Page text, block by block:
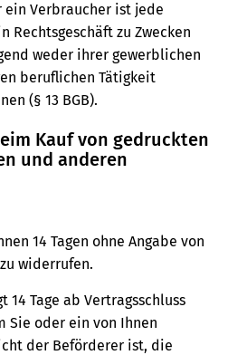
Verbraucher ist jede
Rechtsgeschäft zu Zwecken
weder ihrer gewerblichen
beruflichen Tätigkeit
(§ 13 BGB).
Kauf von gedruckten
und anderen
14 Tagen ohne Angabe von
widerrufen.
Tage ab Vertragsschluss
Sie oder ein von Ihnen
der Beförderer ist, die